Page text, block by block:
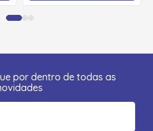
por dentro de todas as